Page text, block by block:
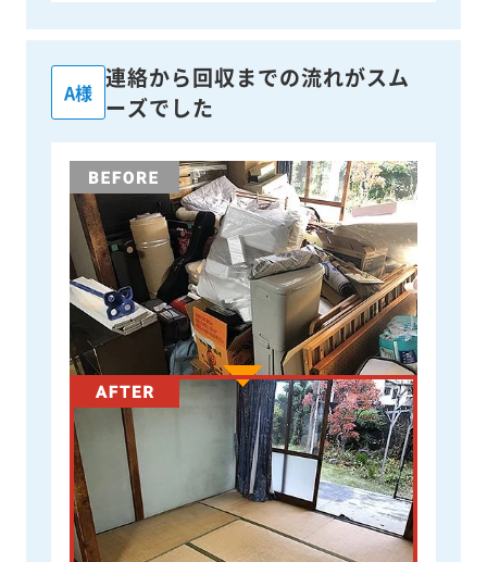
A様
連絡から回収までの流れがスム
ーズでした